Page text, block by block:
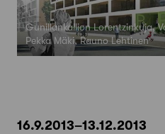
Gunillankallion Lorentzinkuja,
Pekka Mäki, Rauno Lehtinen
16.9.2013–13.12.2013